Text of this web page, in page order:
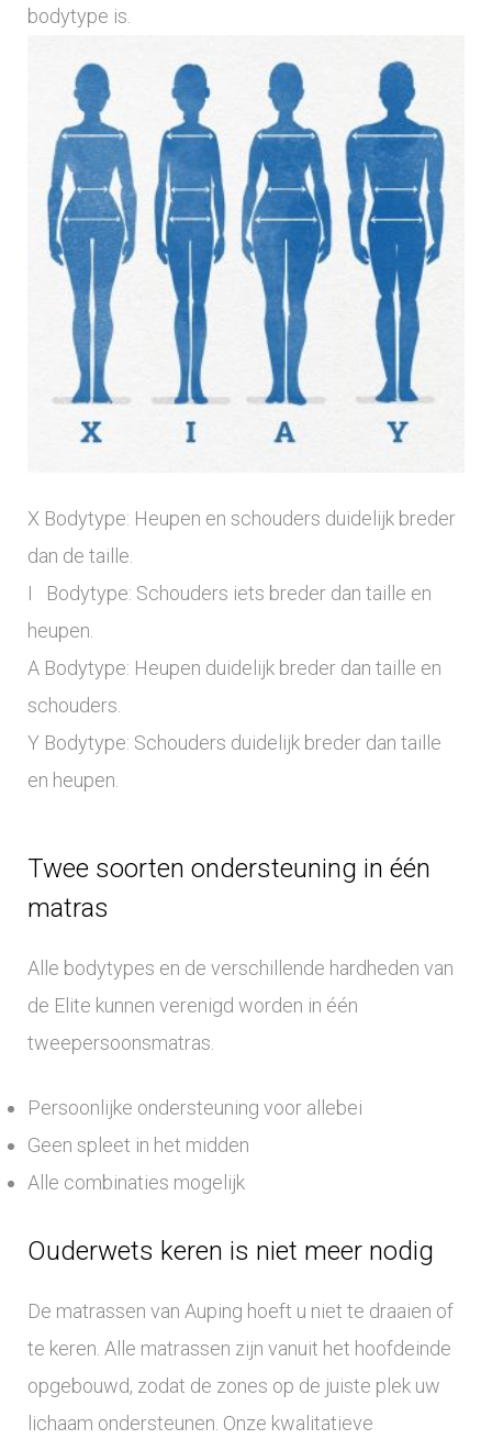
bodytype is.
X Bodytype: Heupen en schouders duidelijk breder
dan de taille.
I Bodytype: Schouders iets breder dan taille en
heupen.
A Bodytype: Heupen duidelijk breder dan taille en
schouders.
Y Bodytype: Schouders duidelijk breder dan taille
en heupen.
Twee soorten ondersteuning in één
matras
Alle bodytypes en de verschillende hardheden van
de Elite kunnen verenigd worden in één
tweepersoonsmatras.
Persoonlijke ondersteuning voor allebei
Geen spleet in het midden
Alle combinaties mogelijk
Ouderwets keren is niet meer nodig
De matrassen van Auping hoeft u niet te draaien of
te keren. Alle matrassen zijn vanuit het hoofdeinde
opgebouwd, zodat de zones op de juiste plek uw
lichaam ondersteunen. Onze kwalitatieve